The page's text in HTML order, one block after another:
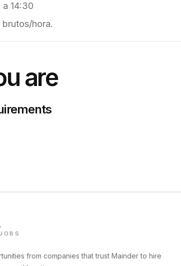
a 14:30
brutos/hora.
are
JOBS
from companies that trust Mainder to hire